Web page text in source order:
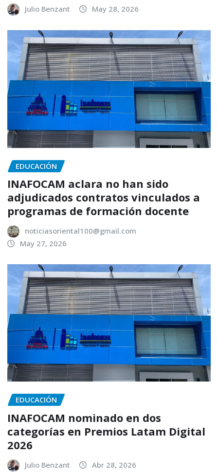
Julio Benzant May 28, 2026
EDUCACIÓN
INAFOCAM aclara no han sido
adjudicados contratos vinculados a
programas de formación docente
noticiasoriental100@gmail.com
May 27, 2026
EDUCACIÓN
INAFOCAM nominado en dos
categorías en Premios Latam Digital
2026
Julio Benzant Abr 28, 2026